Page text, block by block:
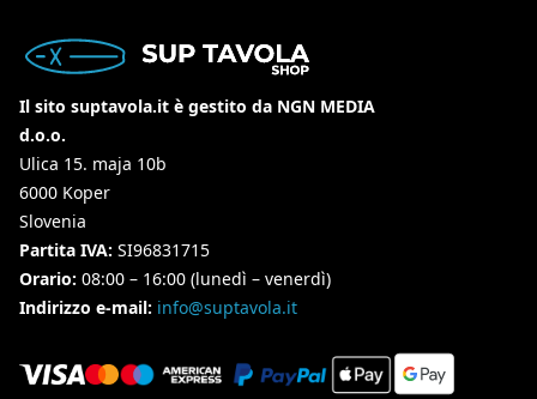
Il sito suptavola.it è gestito da NGN MEDIA
d.o.o.
Ulica 15. maja 10b
6000 Koper
Slovenia
Partita IVA: SI96831715
Orario: 08:00 – 16:00 (lunedì – venerdì)
Indirizzo e-mail: info@suptavola.it